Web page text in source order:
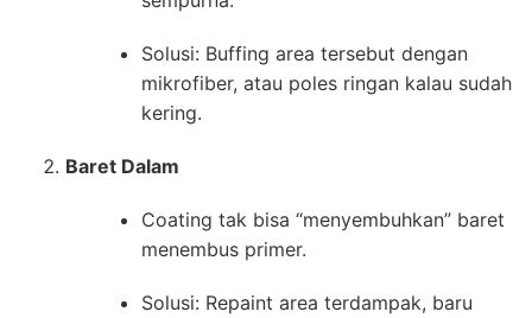
Solusi: Buffing area tersebut dengan
mikrofiber, atau poles ringan kalau sudah
kering.
Baret Dalam
Coating tak bisa “menyembuhkan” baret
menembus primer.
Solusi: Repaint area terdampak, baru